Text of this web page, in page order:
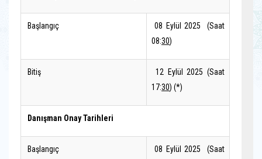
Başlangıç
08 Eylül 2025 (Saat
08:30)
Bitiş
12 Eylül 2025 (Saat
17:30) (*)
Danışman Onay Tarihleri
Başlangıç
08 Eylül 2025 (Saat